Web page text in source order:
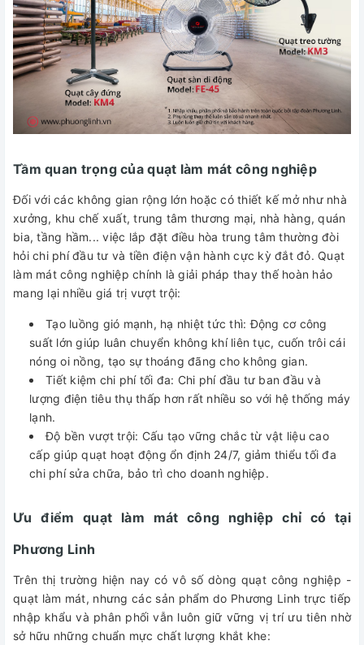
Tầm quan trọng của quạt làm mát công nghiệp
Đối với các không gian rộng lớn hoặc có thiết kế mở như nhà
xưởng, khu chế xuất, trung tâm thương mại, nhà hàng, quán
bia, tầng hầm... việc lắp đặt điều hòa trung tâm thường đòi
hỏi chi phí đầu tư và tiền điện vận hành cực kỳ đắt đỏ. Quạt
làm mát công nghiệp chính là giải pháp thay thế hoàn hảo
mang lại nhiều giá trị vượt trội:
Tạo luồng gió mạnh, hạ nhiệt tức thì: Động cơ công
suất lớn giúp luân chuyển không khí liên tục, cuốn trôi cái
nóng oi nồng, tạo sự thoáng đãng cho không gian.
Tiết kiệm chi phí tối đa: Chi phí đầu tư ban đầu và
lượng điện tiêu thụ thấp hơn rất nhiều so với hệ thống máy
lạnh.
Độ bền vượt trội: Cấu tạo vững chắc từ vật liệu cao
cấp giúp quạt hoạt động ổn định 24/7, giảm thiểu tối đa
chi phí sửa chữa, bảo trì cho doanh nghiệp.
Ưu điểm quạt làm mát công nghiệp chỉ có tại
Phương Linh
Trên thị trường hiện nay có vô số dòng quạt công nghiệp -
quạt làm mát, nhưng các sản phẩm do Phương Linh trực tiếp
nhập khẩu và phân phối vẫn luôn giữ vững vị trí ưu tiên nhờ
sở hữu những chuẩn mực chất lượng khắt khe: